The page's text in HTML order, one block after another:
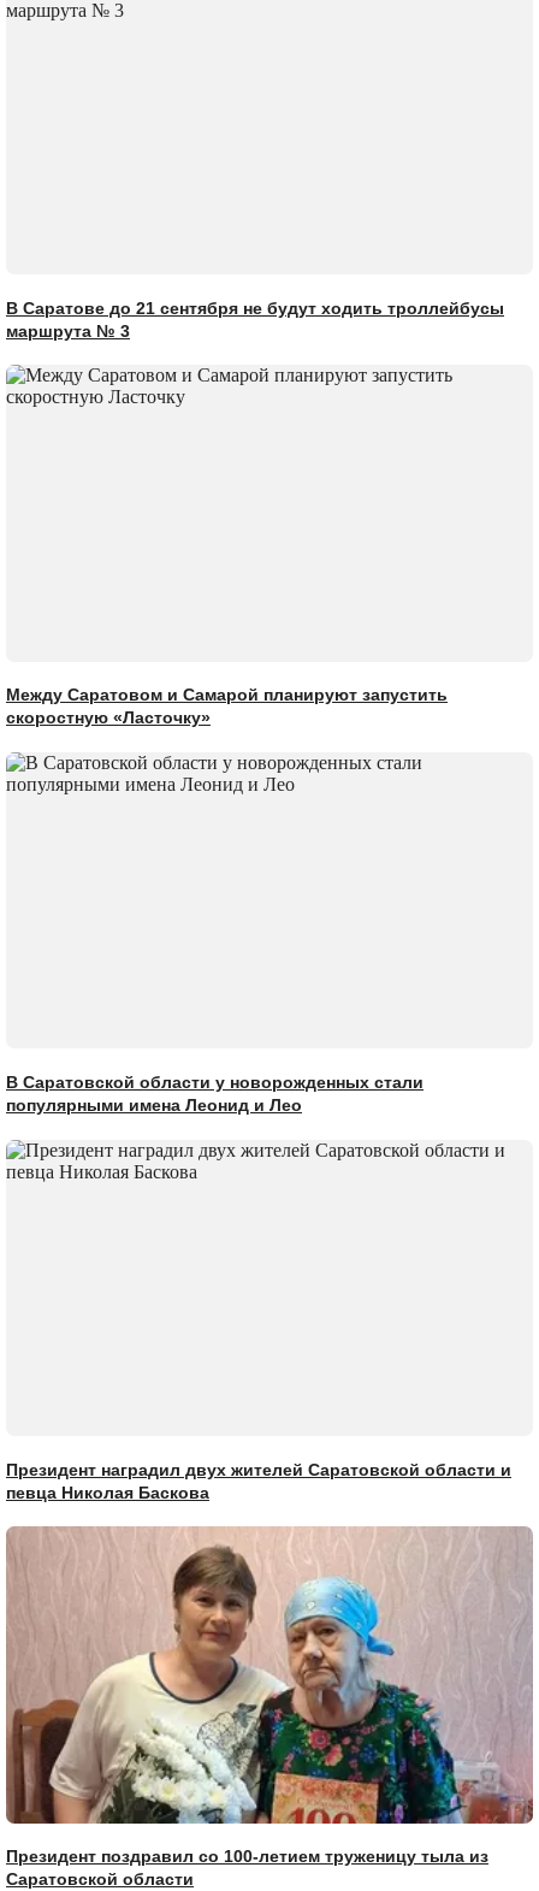
В Саратове до 21 сентября не будут ходить троллейбусы
маршрута № 3
Между Саратовом и Самарой планируют запустить
скоростную «Ласточку»
В Саратовской области у новорожденных стали
популярными имена Леонид и Лео
Президент наградил двух жителей Саратовской области и
певца Николая Баскова
Президент поздравил со 100-летием труженицу тыла из
Саратовской области